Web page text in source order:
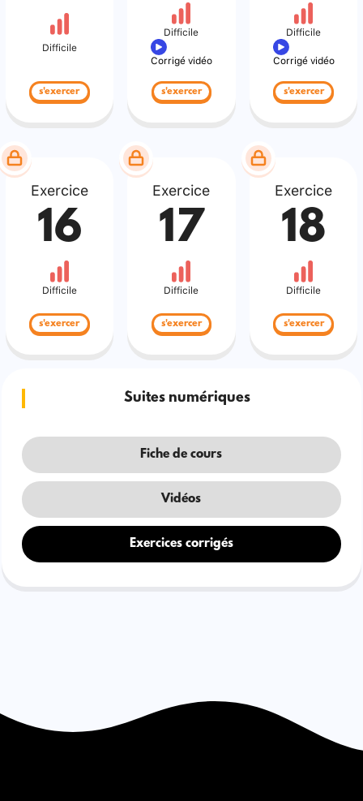
Difficile
s'exercer
Difficile
Corrigé vidéo
s'exercer
Difficile
Corrigé vidéo
s'exercer
Exercice
16
Difficile
s'exercer
Exercice
17
Difficile
s'exercer
Exercice
18
Difficile
s'exercer
Suites numériques
Fiche de cours
Vidéos
Exercices corrigés